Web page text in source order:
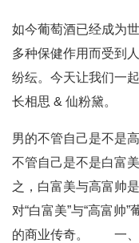
如今葡萄酒已经成为
多种保健作用而受到
纷纭。今天让我们一
长相思 & 仙粉黛。
男的不管自己是不是
不管自己是不是白富
之，白富美与高富帅
对“白富美”与“高富帅
的商业传奇。 一、